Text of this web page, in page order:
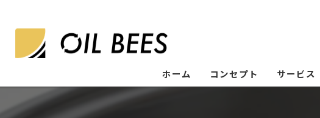
ホーム コンセプト サービス